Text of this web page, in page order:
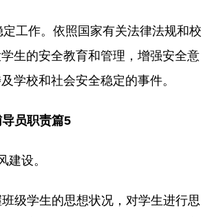
定工作。依照国家有关法律法规和校
生的安全教育和管理，增强安全意
学校和社会安全稳定的事件。
员职责篇5
建设。
级学生的思想状况，对学生进行思